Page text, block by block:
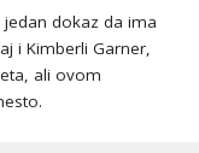
dokaz da ima
i Kimberli Garner,
ali ovom